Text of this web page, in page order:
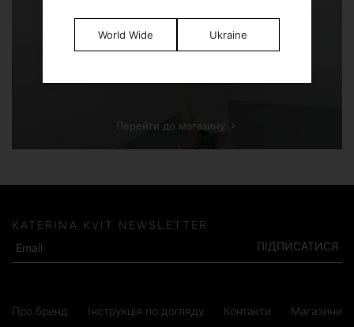
Перейти до магазину
KATERINA KVIT NEWSLETTER
ПІДПИСАТИСЯ
Про бренд Інструкція по догляду Контакти Магазини
Ukraine
World Wide